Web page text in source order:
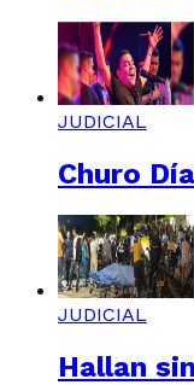
JUDICIAL
Churo
JUDICIAL
Hallan